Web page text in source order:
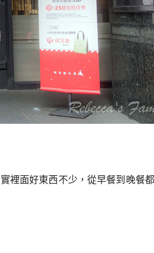
裡面好東西不少，從早餐到晚餐